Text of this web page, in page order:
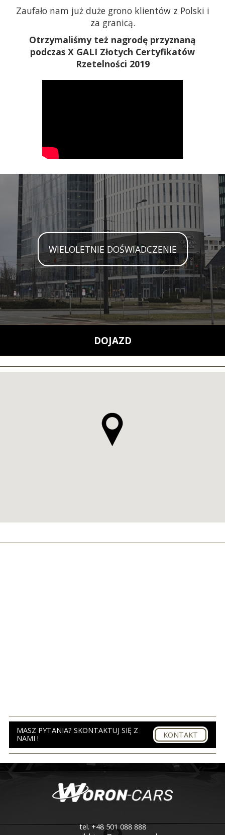
Zaufało nam już duże grono klientów z Polski i
za granicą.
Otrzymaliśmy też nagrodę przyznaną
podczas X GALI Złotych Certyfikatów
Rzetelności 2019
WIELOLETNIE DOŚWIADCZENIE
DOJAZD
MASZ PYTANIA? SKONTAKTUJ SIĘ Z
NAMI !
KONTAKT
tel. +48 501 088 888